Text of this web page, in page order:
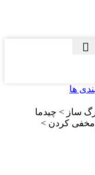
ها
ساز > چیدما
مخفی کردن >